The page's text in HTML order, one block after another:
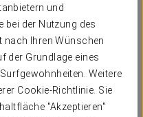
und
bei der Nutzung des
nach Ihren Wünschen
der Grundlage eines
Weitere
Cookie-Richtlinie. Sie
"Akzeptieren"